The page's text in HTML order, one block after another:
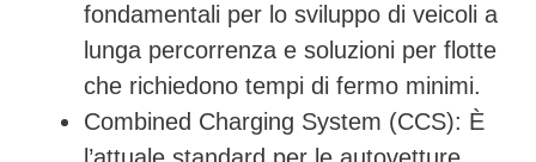
fondamentali per lo sviluppo di veicoli a
lunga percorrenza e soluzioni per flotte
che richiedono tempi di fermo minimi.
Combined Charging System (CCS): È